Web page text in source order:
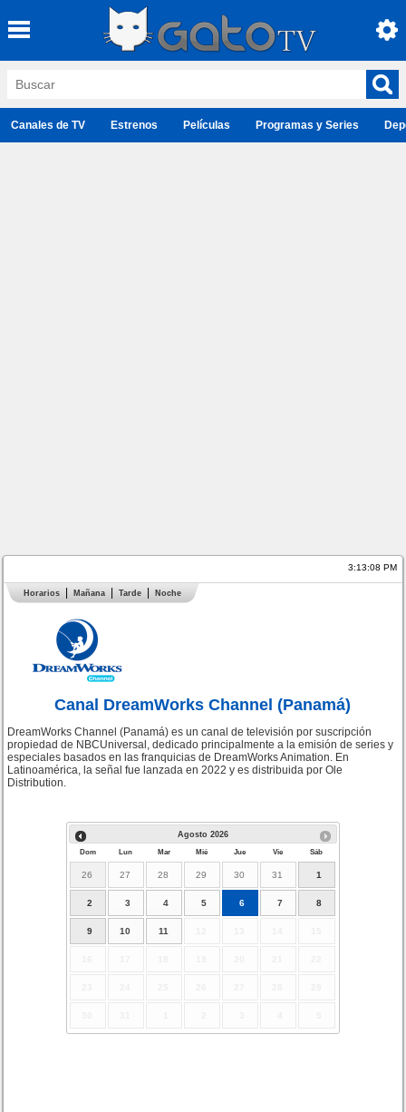
Canales de TV Estrenos Películas Programas y Series
3:13:09 PM
Horarios Mañana Tarde Noche
Canal DreamWorks Channel (Panamá)
DreamWorks Channel (Panamá) es un canal de televisión por suscripción
propiedad de NBCUniversal, dedicado principalmente a la emisión de series y
especiales basados en las franquicias de DreamWorks Animation. En
Latinoamérica, la señal fue lanzada en 2022 y es distribuida por Ole
Distribution.
Agosto 2026
Dom Lun Mar Mié Jue Vie Sáb
26 27 28 29 30 31 1
2 3 4 5 6 7 8
9 10 11